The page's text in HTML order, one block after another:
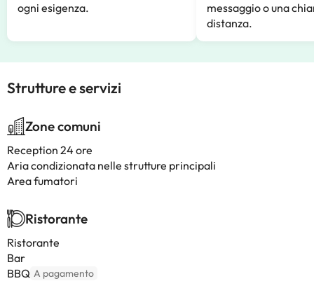
ogni esigenza.
messaggio o una
distanza.
Strutture e servizi
Zone comuni
Reception 24 ore
Aria condizionata nelle strutture principali
Area fumatori
Ristorante
Ristorante
Bar
BBQ A pagamento